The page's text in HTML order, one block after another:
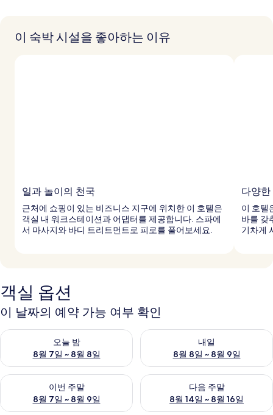
이 숙박 시설을 좋아하는 이유
일과 놀이의 천국
근처에 쇼핑이 있는 비즈니스 지구에 위치한 이 호텔은
객실 내 워크스테이션과 어댑터를 제공합니다. 스파에
서 마사지와 바디 트리트먼트로 피로를 풀어보세요.
다양
이 호텔
바를 갖
기차게
객실 옵션
이 날짜의 예약 가능 여부 확인
오늘 밤
8월 7일 ~ 8월 8일
오늘 밤 예약 가능 여부 확인, 8월 7일 ~ 8월 8일
내일
8월 8일 ~ 8월 9일
내일 예약 가능 여부 확인, 8월
이번 주말
8월 7일 ~ 8월 9일
이번 주말 예약 가능 여부 확인, 8월 7일 ~ 8월 9일
다음 주말
8월 14일 ~ 8월 16일
다음 주말 예약 가능 여부 확인,